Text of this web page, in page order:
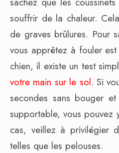
souffrir de la chaleur.
de graves brûlures. Pour
vous apprêtez à fouler
chien, il existe un test
votre main sur le sol. Si
secondes sans bouger
supportable, vous pouvez
cas, veillez à privilégier
telles que les pelouses.